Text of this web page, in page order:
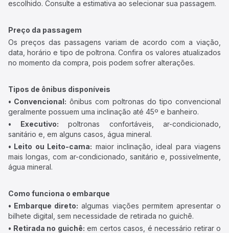
escolhido. Consulte a estimativa ao selecionar sua passagem.
Preço da passagem
Os preços das passagens variam de acordo com a viação,
data, horário e tipo de poltrona. Confira os valores atualizados
no momento da compra, pois podem sofrer alterações.
Tipos de ônibus disponíveis
• Convencional: ônibus com poltronas do tipo convencional
geralmente possuem uma inclinação até 45º e banheiro.
• Executivo: poltronas confortáveis, ar-condicionado,
sanitário e, em alguns casos, água mineral.
• Leito ou Leito-cama: maior inclinação, ideal para viagens
mais longas, com ar-condicionado, sanitário e, possivelmente,
água mineral.
Como funciona o embarque
• Embarque direto: algumas viações permitem apresentar o
bilhete digital, sem necessidade de retirada no guichê.
• Retirada no guichê: em certos casos, é necessário retirar o